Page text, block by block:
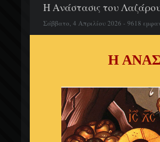
Η Ανάστασις του
Σάββατο, 4 Απριλίου 2026 - 9618
Η